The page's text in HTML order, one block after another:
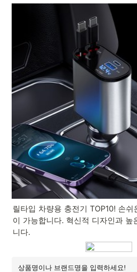
릴타입 차량용 충전기 TOP10! 손쉬
이 가능합니다. 혁신적 디자인과 높
니다.